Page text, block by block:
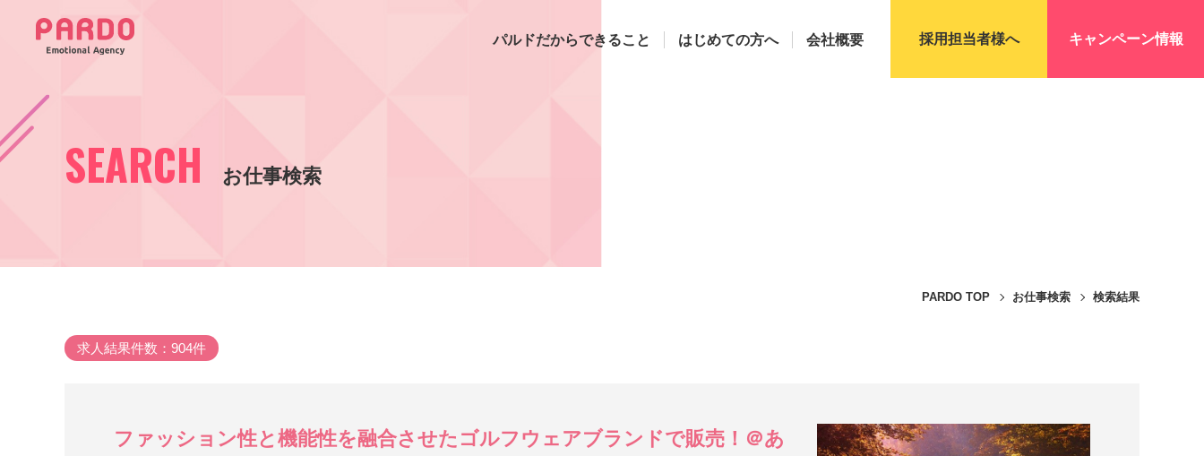
パルドだからできること はじめての方へ 会社概要 採用担当者様へ キャンペーン情報
SEARCH お仕事検索
PARDO TOP お仕事検索 検索結果
求人結果件数：904件
ファッション性と機能性を融合させたゴルフウェアブランドで販売！＠あ